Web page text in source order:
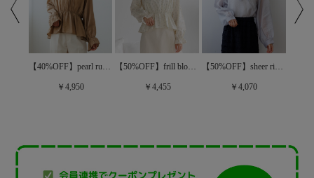
【40%OFF】pearl ruffled blouse～ﾊﾟｰﾙﾗｯﾌﾙﾄﾞﾌﾞﾗｳｽ
￥4,950
【50%OFF】frill bloom blouse～ﾌﾘﾙﾌﾞﾙｰﾑﾌﾞﾗｳｽ
￥4,455
【50%OFF】sheer ribbon blouse～ｼｱｰﾘﾎﾞﾝﾌﾞﾗｳｽ
￥4,070